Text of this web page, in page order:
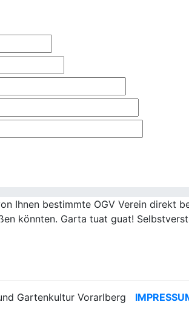
Ihnen bestimmte OGV Verein direkt
könnten. Garta tuat guat!
Gartenkultur Vorarlberg